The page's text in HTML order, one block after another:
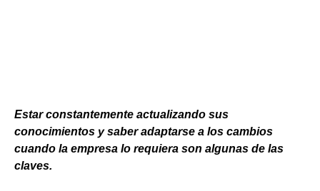
Estar constantemente actualizando sus
conocimientos y saber adaptarse a los cambios
cuando la empresa lo requiera son algunas de las
claves.